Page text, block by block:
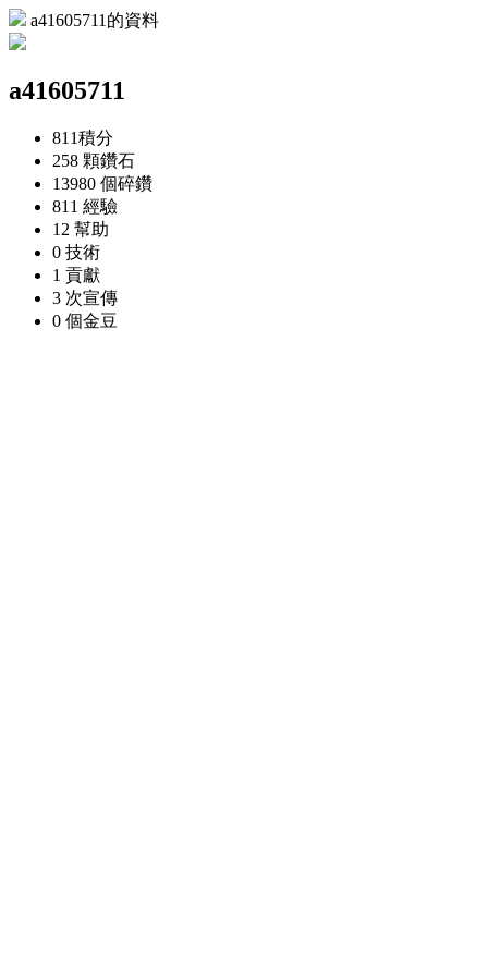
a41605711的資料
a41605711
811積分
258 顆鑽石
13980 個碎鑽
811 經驗
12 幫助
0 技術
1 貢獻
3 次宣傳
0 個金豆